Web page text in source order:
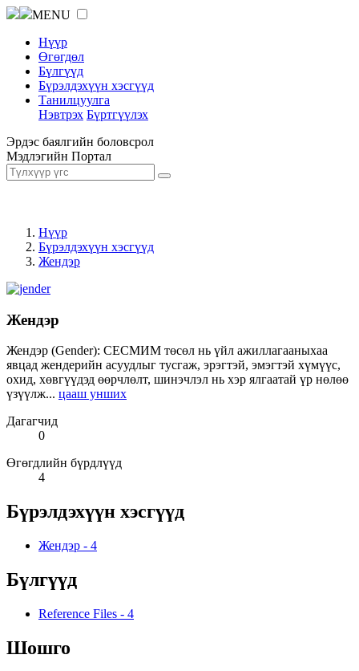
MENU
Нүүр
Өгөгдөл
Бүлгүүд
Бүрэлдэхүүн хэсгүүд
Танилцуулга
Нэвтрэх Бүртгүүлэх
Эрдэс баялгийн боловсрол
Мэдлэгийн Портал
Нүүр
Бүрэлдэхүүн хэсгүүд
Жендэр
Жендэр
Жендэр (Gender): СЕСМИМ төсөл нь үйл ажиллагааныхаа
явцад жендерийн асуудлыг тусгаж, эрэгтэй, эмэгтэй хүмүүс,
охид, хөвгүүдэд өөрчлөлт, шинэчлэл нь хэр ялгаатай үр нөлөө
үзүүлж... цааш унших
Дагагчид
0
Өгөгдлийн бүрдлүүд
4
Бүрэлдэхүүн хэсгүүд
Жендэр - 4
Бүлгүүд
Reference Files - 4
Шошго